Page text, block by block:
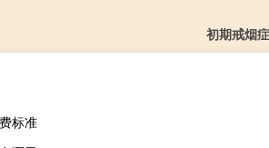
初期戒烟
标准